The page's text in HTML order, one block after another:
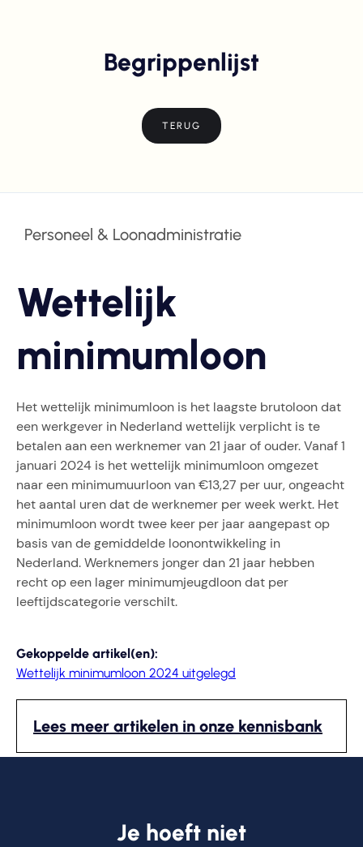
Begrippenlijst
TERUG
Personeel & Loonadministratie
Wettelijk
minimumloon
Het wettelijk minimumloon is het laagste brutoloon dat
een werkgever in Nederland wettelijk verplicht is te
betalen aan een werknemer van 21 jaar of ouder. Vanaf 1
januari 2024 is het wettelijk minimumloon omgezet
naar een minimumuurloon van €13,27 per uur, ongeacht
het aantal uren dat de werknemer per week werkt. Het
minimumloon wordt twee keer per jaar aangepast op
basis van de gemiddelde loonontwikkeling in
Nederland. Werknemers jonger dan 21 jaar hebben
recht op een lager minimumjeugdloon dat per
leeftijdscategorie verschilt.
Gekoppelde artikel(en):
Wettelijk minimumloon 2024 uitgelegd
Lees meer artikelen in onze kennisbank
Je hoeft niet